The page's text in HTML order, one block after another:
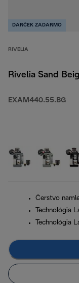
DARČEK ZADARMO
RIVELIA
Rivelia Sand
EXAM440.55.BG
Čerstvo
Technológia
Technológia